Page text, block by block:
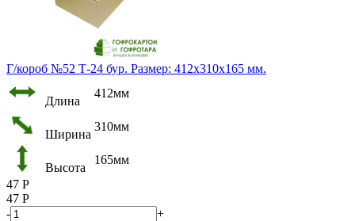
Г/короб №52 Т-24 бур. Размер: 412х310х165 мм.
Длина
412мм
Ширина
310мм
Высота
165мм
47 Р
47 Р
-
+